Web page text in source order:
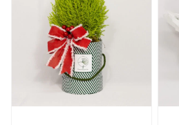
DETALHES